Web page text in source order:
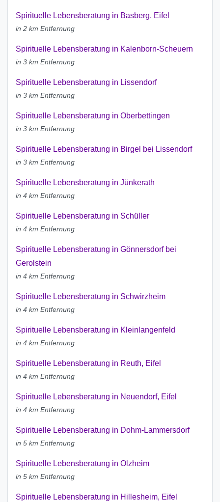
Spirituelle Lebensberatung in Basberg, Eifel
in 2 km Entfernung
Spirituelle Lebensberatung in Kalenborn-Scheuern
in 3 km Entfernung
Spirituelle Lebensberatung in Lissendorf
in 3 km Entfernung
Spirituelle Lebensberatung in Oberbettingen
in 3 km Entfernung
Spirituelle Lebensberatung in Birgel bei Lissendorf
in 3 km Entfernung
Spirituelle Lebensberatung in Jünkerath
in 4 km Entfernung
Spirituelle Lebensberatung in Schüller
in 4 km Entfernung
Spirituelle Lebensberatung in Gönnersdorf bei
Gerolstein
in 4 km Entfernung
Spirituelle Lebensberatung in Schwirzheim
in 4 km Entfernung
Spirituelle Lebensberatung in Kleinlangenfeld
in 4 km Entfernung
Spirituelle Lebensberatung in Reuth, Eifel
in 4 km Entfernung
Spirituelle Lebensberatung in Neuendorf, Eifel
in 4 km Entfernung
Spirituelle Lebensberatung in Dohm-Lammersdorf
in 5 km Entfernung
Spirituelle Lebensberatung in Olzheim
in 5 km Entfernung
Spirituelle Lebensberatung in Hillesheim, Eifel